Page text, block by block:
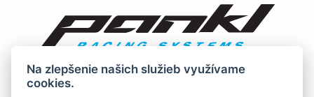
Na zlepšenie našich služieb využívame
cookies.